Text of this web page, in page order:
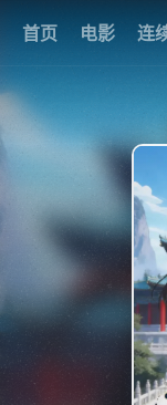
首页 电影 连